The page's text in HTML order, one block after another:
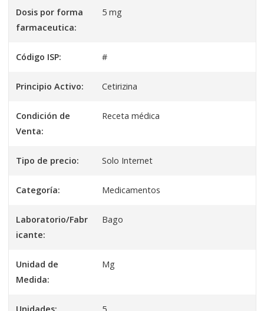
Dosis por forma
farmaceutica:
5 mg
Código ISP: #
Principio Activo: Cetirizina
Condición de
Venta:
Receta médica
Tipo de precio: Solo Internet
Categoría: Medicamentos
Laboratorio/Fabr
icante:
Bago
Unidad de
Medida:
Mg